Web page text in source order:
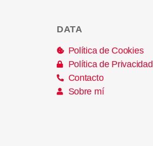
DATA
Política de Cookies
Política de Privacidad
Contacto
Sobre mí